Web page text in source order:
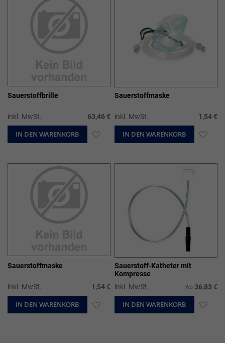
Sauerstoffbrille
inkl. MwSt. 63,46 €
IN DEN WARENKORB ZUR
Sauerstoffmaske
inkl. MwSt. 1,54 €
IN DEN WARENKORB ZUR
Sauerstoffmaske
inkl. MwSt. 1,54 €
IN DEN WARENKORB ZUR
Sauerstoff-Katheter mit
Kompresse
inkl. MwSt.
Ab 36,83 €
IN DEN WARENKORB ZUR